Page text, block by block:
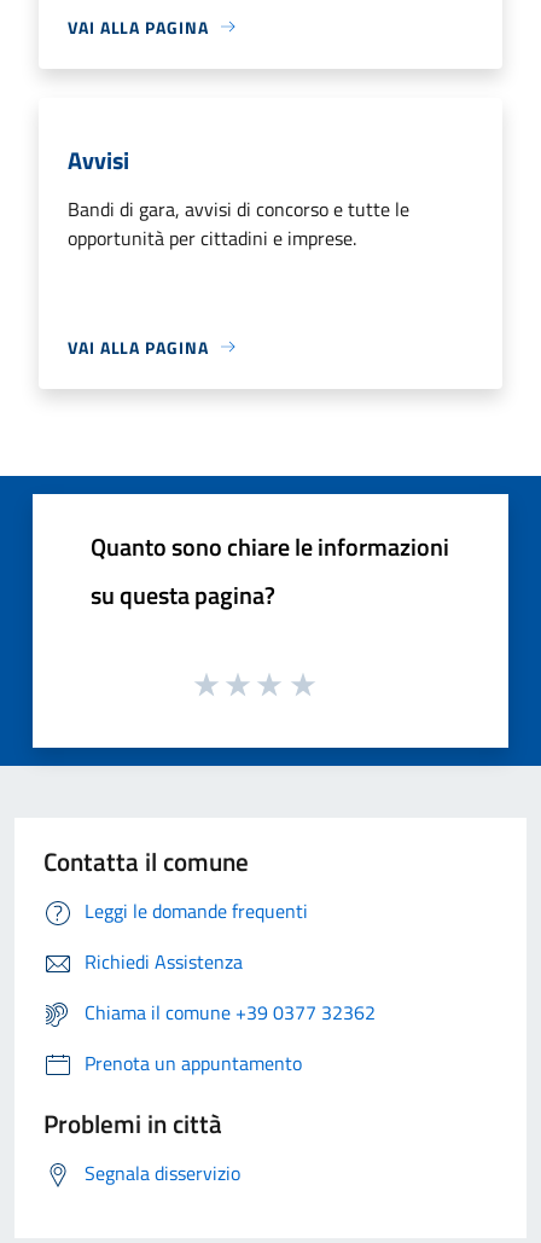
VAI ALLA PAGINA
Avvisi
Bandi di gara, avvisi di concorso e tutte le
opportunità per cittadini e imprese.
VAI ALLA PAGINA
Quanto sono chiare le informazioni
su questa pagina?
Contatta il comune
Leggi le domande frequenti
Richiedi Assistenza
Chiama il comune +39 0377 32362
Prenota un appuntamento
Problemi in città
Segnala disservizio